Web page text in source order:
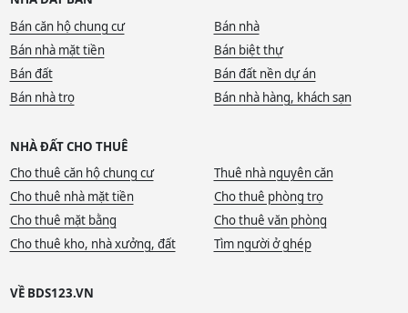
Bán căn hộ chung cư
Bán nhà
Bán nhà mặt tiền
Bán biệt thự
Bán đất
Bán đất nền dự án
Bán nhà trọ
Bán nhà hàng, khách sạn
NHÀ ĐẤT CHO THUÊ
Cho thuê căn hộ chung cư
Thuê nhà nguyên căn
Cho thuê nhà mặt tiền
Cho thuê phòng trọ
Cho thuê mặt bằng
Cho thuê văn phòng
Cho thuê kho, nhà xưởng, đất
Tìm người ở ghép
VỀ BDS123.VN